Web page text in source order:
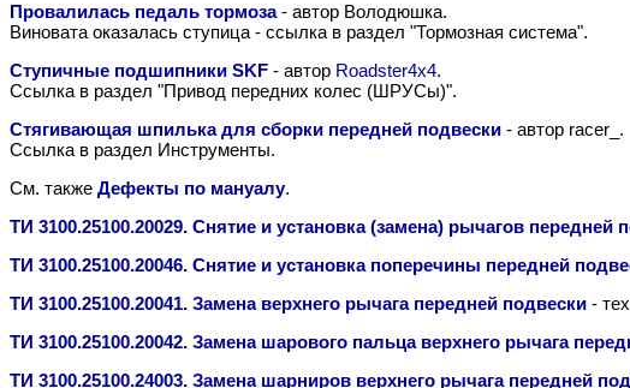
Провалилась педаль тормоза- автор Володюшка.
Виновата оказалась ступица - ссылка в раздел "Тормозная система".
Ступичные подшипники SKF - автор Roadster4x4.
Ссылка в раздел "Привод передних колес (ШРУСы)".
Стягивающая шпилька для сборки передней подвески - автор racer_.
Ссылка в раздел Инструменты.
См. также Дефекты по мануалу.
ТИ 3100.25100.20029. Снятие и установка (замена) рычагов
ТИ 3100.25100.20046. Снятие и установка поперечины передней
ТИ 3100.25100.20041. Замена верхнего рычага передней подвески -
ТИ 3100.25100.20042. Замена шарового пальца верхнего рычага
ТИ 3100.25100.24003. Замена шарниров верхнего рычага передней